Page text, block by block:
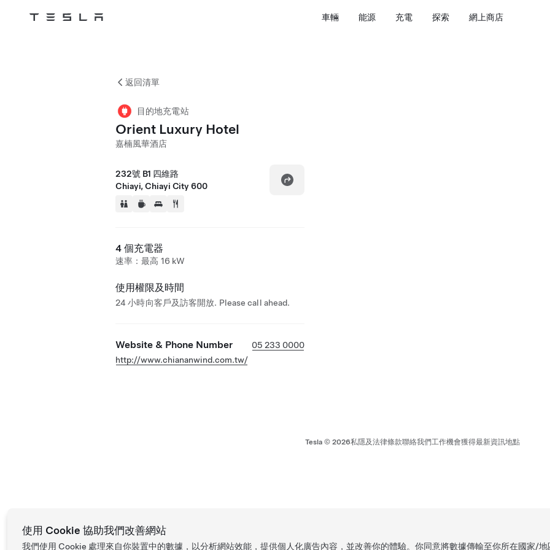
Tesla 車輛 能源 充電 探索 網上商店
返回清單
目的地充電站
Orient Luxury Hotel
嘉楠風華酒店
232號 B1 四維路
Chiayi, Chiayi City 600
4 個充電器
速率：最高 16 kW
使用權限及時間
24 小時向客戶及訪客開放. Please call ahead.
Website & Phone Number
05 233 0000
http://www.chiananwind.com.tw/
Tesla © 2026私隱及法律條款聯絡我們工作機會獲得最新資訊地點
使用 Cookie 協助我們改善網站
我們使用 Cookie 處理來自你裝置中的數據，以分析網站效能，提供個人化廣告內容，並改善你的體驗。你同意將數據傳輸至你所在國家/地